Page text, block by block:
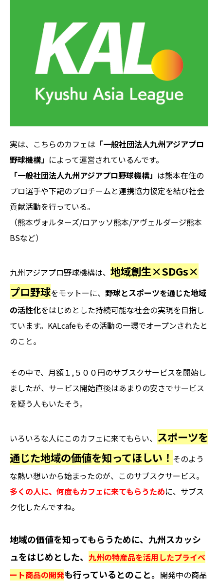
実は、こちらのカフェは 「一般社団法人九州アジアプロ
野球機構」 によって運営されているんです。
「一般社団法人九州アジアプロ野球機構」 は熊本在住の
プロ選手や下記のプロチームと連携協力協定を結び社会
貢献活動を行っている。
（熊本ヴォルターズ/ロアッソ熊本/アヴェルダージ熊本
BSなど）
九州アジアプロ野球機構は、 地域創生×SDGs×
プロ野球をモットーに、 野球とスポーツを通じた地域
の活性化をはじめとした持続可能な社会の実現を目指し
ています。KALcafeもその活動の一環でオープンされたと
のこと。
その中で、月額１,５００円のサブスクサービスを開始し
ましたが、サービス開始直後はあまりの安さでサービス
を疑う人もいたそう。
いろいろな人にこのカフェに来てもらい、 スポーツを
通じた地域の価値を知ってほしい！ そのよう
な熱い想いから始まったのが、このサブスクサービス。
多くの人に、何度もカフェに来てもらうために、サブス
ク化したんですね。
地域の価値を知ってもらうために、九州スカッシ
ュをはじめとした、 九州の特産品を活用したプライベ
ート商品の開発も行っているとのこと。 開発中の商品